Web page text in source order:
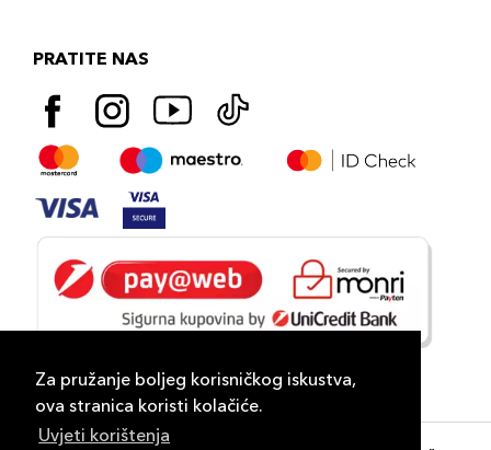
Za pružanje boljeg korisničkog iskustva,
ova stranica koristi kolačiće.
Uvjeti korištenja
PRATITE NAS